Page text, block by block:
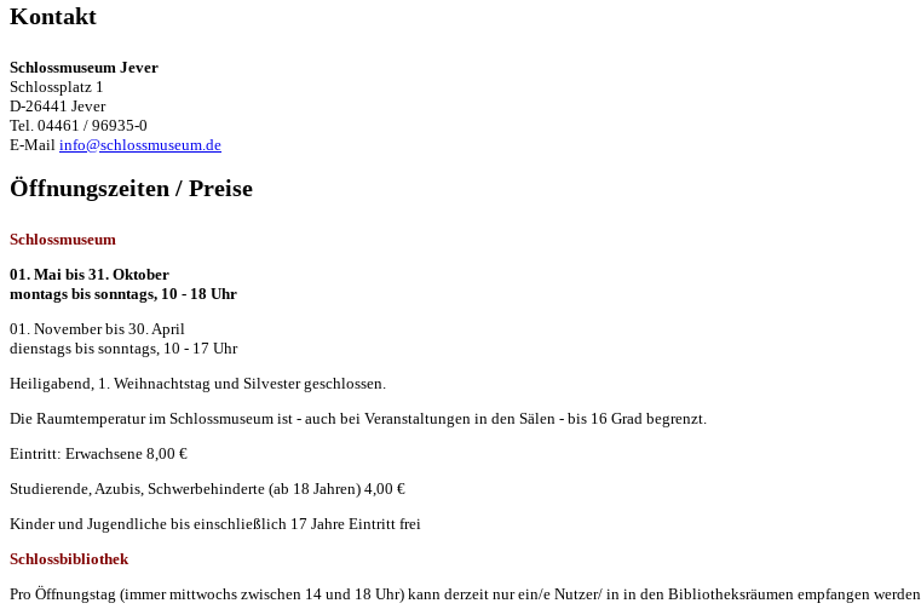
Kontakt
Schlossmuseum Jever
Schlossplatz 1
D-26441 Jever
Tel. 04461 / 96935-0
E-Mail info@schlossmuseum.de
Öffnungszeiten / Preise
Schlossmuseum
01. Mai bis 31. Oktober
montags bis sonntags, 10 - 18 Uhr
01. November bis 30. April
dienstags bis sonntags, 10 - 17 Uhr
Heiligabend, 1. Weihnachtstag und Silvester geschlossen.
Die Raumtemperatur im Schlossmuseum ist - auch bei Veranstaltungen in den Sälen - bis 16 Grad begrenzt.
Eintritt: Erwachsene 8,00 €
Studierende, Azubis, Schwerbehinderte (ab 18 Jahren) 4,00 €
Kinder und Jugendliche bis einschließlich 17 Jahre Eintritt frei
Schlossbibliothek
Pro Öffnungstag (immer mittwochs zwischen 14 und 18 Uhr) kann derzeit nur ein/e Nutzer/ in in den Bibliotheksräumen empfangen werden.